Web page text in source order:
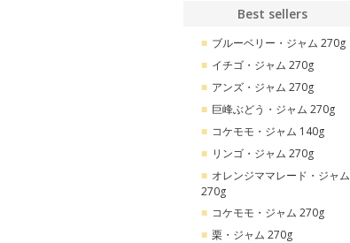
Best sellers
ブルーベリー・ジャム 270g
イチゴ・ジャム 270g
アンズ・ジャム 270g
巨峰ぶどう・ジャム 270g
コケモモ・ジャム 140g
リンゴ・ジャム 270g
オレンジママレード・ジャム
270g
コケモモ・ジャム 270g
栗・ジャム 270g